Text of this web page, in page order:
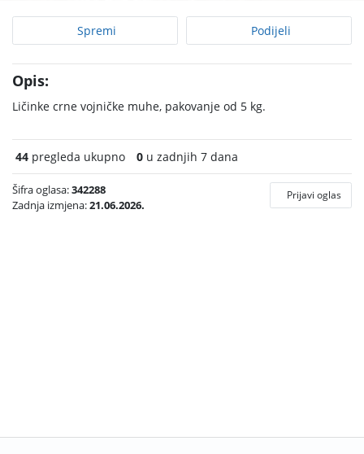
Spremi Podijeli
Opis:
Ličinke crne vojničke muhe, pakovanje od 5 kg.
44 pregleda ukupno 0 u zadnjih 7 dana
Šifra oglasa:342288
Zadnja izmjena:21.06.2026.
Prijavi oglas